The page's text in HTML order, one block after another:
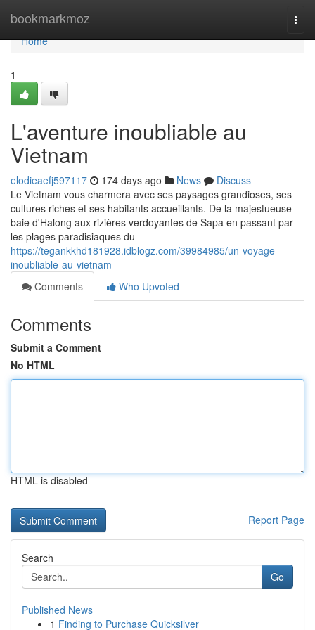
bookmarkmoz
Home
Home
1
L'aventure inoubliable au
Vietnam
elodieaefj597117 174 days ago News
Discuss
Le Vietnam vous charmera avec ses paysages grandioses, ses
cultures riches et ses habitants accueillants. De la majestueuse
baie d'Halong aux rizières verdoyantes de Sapa en passant par
les plages paradisiaques du
https://tegankkhd181928.idblogz.com/39984985/un-voyage-
inoubliable-au-vietnam
Comments
Who Upvoted
Comments
Submit a Comment
No HTML
HTML is disabled
Report Page
Search
Go
Published News
1 Finding to Purchase Quicksilver